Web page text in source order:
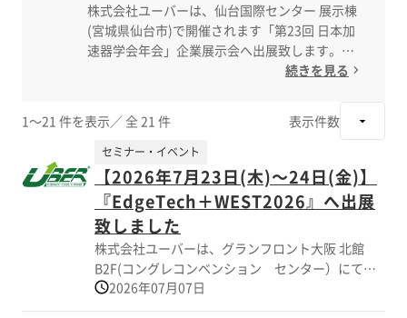
株式会社ユーバーは、仙台国際センター 展示棟
(宮城県仙台市)で開催されます「第23回 日本加
速器学会年会」企業展示会へ出展致します。
先端加速器研究とその応用に携わる研究者・技
毎年、日本加速器学会年会が主催されておりま
す。当社は企業展示に製品出展し関連製品や最
新の技術情報に関しまして意見交換、情報提供
を
させて頂きます。ブー…
続きを見る
1～21 件を表示／ 全 21 件 表示件数
【2026年7月23日(木)～24日(金)】
『EdgeTech＋WEST2026』へ出展
致しました
セミナー・イベント
株式会社ユーバーは、グランフロント大阪 北館
B2F(コングレコンベンション センター）にて開
催されました 「EdgeTech＋WEST2026」に出展致
しました。 当社展示ブースでは、IT技術に関連す
2026年07月07日